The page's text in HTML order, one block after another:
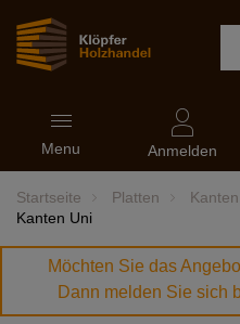
Navigation
ein-
und
ausblenden
Menu Anmelden
Startseite Platten Kanten
Kanten Uni
Möchten Sie das
Dann melden Sie sich